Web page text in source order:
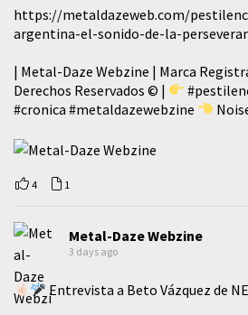
https://metaldazeweb.com/
argentina-el-sonido-de-la-
| Metal-Daze Webzine | Marca
Derechos Reservados © |
#cronica #metaldazewebzine
4 1
Metal-Daze Webzine
3 days ago
Entrevista a Beto Vázquez de